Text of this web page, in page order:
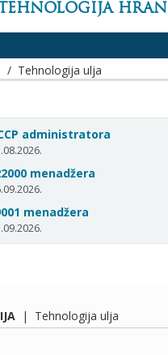
/ Tehnologija ulja
administratora
menadžera
menadžera
| Tehnologija ulja